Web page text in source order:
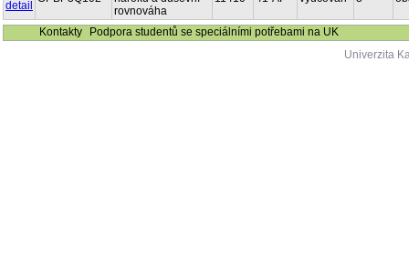
rovnováha
Kontakty
Podpora studentů se speciálními potřebami na UK
Univerzita